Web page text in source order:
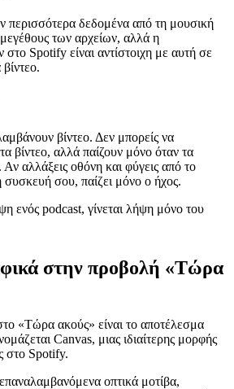
περισσότερα δεδομένα από τη μουσική
των αρχείων, αλλά η
Spotify είναι αντίστοιχη με αυτή σε
βίντεο. Δεν μπορείς να
βίντεο, αλλά παίζουν μόνο όταν τα
αλλάξεις οθόνη και φύγεις από το
συσκευή σου, παίζει μόνο ο ήχος.
ενός podcast, γίνεται λήψη μόνο του
στην προβολή «Τώρα
«Τώρα ακούς» είναι το αποτέλεσμα
Canvas, μιας ιδιαίτερης μορφής
στο Spotify.
οπτικά μοτίβα,